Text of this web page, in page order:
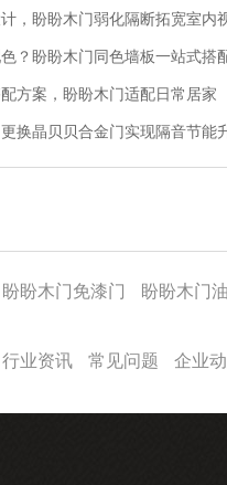
，盼盼木门弱化隔断拓宽室内
？盼盼木门同色墙板一站式搭
方案，盼盼木门适配日常居家
换晶贝贝合金门实现隔音节能
盼盼木门免漆门 盼盼木门
行业资讯 常见问题 企业